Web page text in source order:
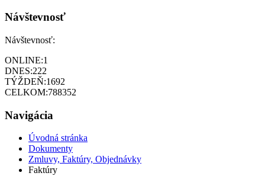
Návštevnosť
Návštevnosť:
ONLINE:1
DNES:222
TÝŽDEŇ:1692
CELKOM:788352
Navigácia
Úvodná stránka
Dokumenty
Zmluvy, Faktúry, Objednávky
Faktúry